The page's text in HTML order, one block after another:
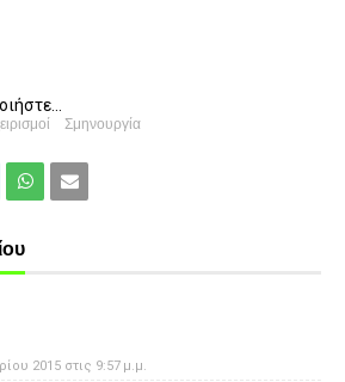
Σμηνουργία
2015 στις 9:57 μ.μ.